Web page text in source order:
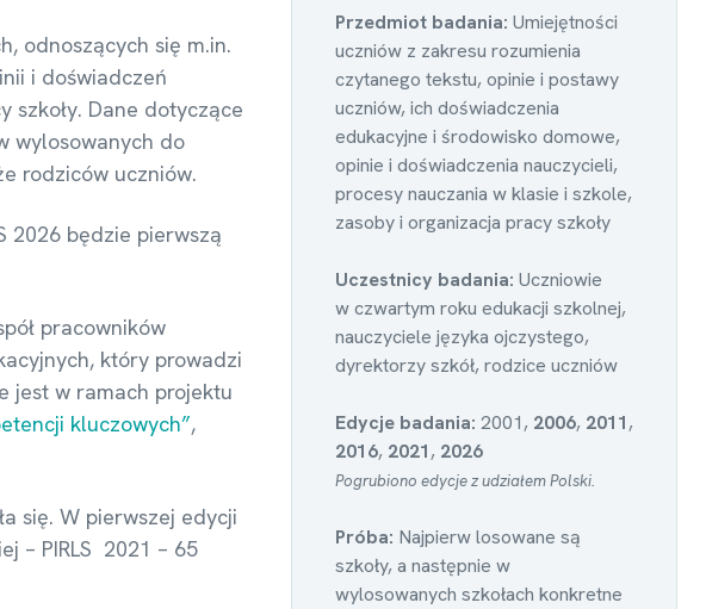
odnoszących się m.in.
i doświadczeń
szkoły. Dane dotyczące
wylosowanych do
rodziców uczniów.
2026 będzie pierwszą
pracowników
który prowadzi
jest w ramach projektu
kluczowych”,
się. W pierwszej edycji
– PIRLS 2021 – 65
Przedmiot badania: Umiejętności
uczniów z zakresu rozumienia
czytanego tekstu, opinie i postawy
uczniów, ich doświadczenia
edukacyjne i środowisko domowe,
opinie i doświadczenia nauczycieli,
procesy nauczania w klasie i szkole,
zasoby i organizacja pracy szkoły
Uczestnicy badania: Uczniowie
w czwartym roku edukacji szkolnej,
nauczyciele języka ojczystego,
dyrektorzy szkół, rodzice uczniów
Edycje badania: 2001, 2006, 2011,
2016, 2021, 2026
Pogrubiono edycje z udziałem Polski.
Próba: Najpierw losowane są
szkoły, a następnie w
wylosowanych szkołach konkretne